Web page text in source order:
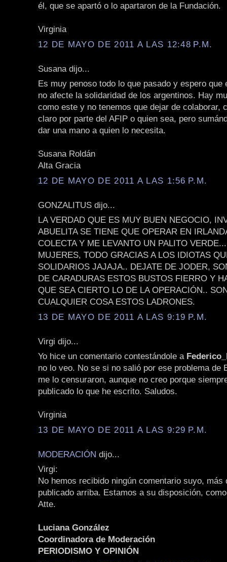
él, que se apartó o lo apartaron de la Fundación.
Virginia
12 DE MAYO DE 2011 A LAS 12:48 P.M.
Susana dijo...
Es muy penoso todo lo que pasado y espero que
no afecte la solidaridad de los argentinos. Hay
como este y no tenemos que dejar de colaborar,
claro por parte del AFIP o quien sea, pero
dar una mano a quien lo necesita.
Susana Roldán
Alta Gracia
12 DE MAYO DE 2011 A LAS 1:56 P.M.
GONZALITUS dijo...
LA VERDAD QUE ES MUY BUEN NEGOCIO,
ABUELITA SE TIENE QUE OPERAR EN
COLECTA Y ME LEVANTO UN PALITO
MUJERES, TODO GRACIAS A LOS IDIOTAS
SOLIDARIOS JAJAJA.. DEJATE DE JODER,
DE CARADURAS ESTOS BUSTOS FIERRO Y
QUE SEA CIERTO LO DE LA OPERACIÓN..
CUALQUIER COSA ESTOS LADRONES.
13 DE MAYO DE 2011 A LAS 9:19 P.M.
Virgi dijo...
Yo hice un comentario contestándole a
no lo veo. No se si no salió por ese problema de
me lo censuraron, aunque no creo porque
publicado lo que he escrito. Saludos.
Virginia
13 DE MAYO DE 2011 A LAS 9:29 P.M.
MODERACIÓN dijo...
Virgi:
No hemos recibido ningún comentario suyo, más
publicado arriba. Estamos a su disposición,
Atte.
Luciana González
Coordinadora de Moderación
PERIODISMO Y OPINIÓN